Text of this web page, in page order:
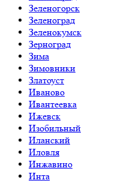
Зеленогорск
Зеленоград
Зеленокумск
Зерноград
Зима
Зимовники
Златоуст
Иваново
Ивантеевка
Ижевск
Изобильный
Иланский
Иловля
Инжавино
Инта